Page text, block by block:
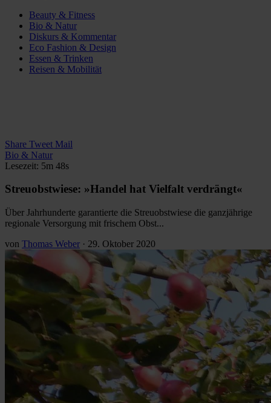
Beauty & Fitness
Bio & Natur
Diskurs & Kommentar
Eco Fashion & Design
Essen & Trinken
Reisen & Mobilität
Share Tweet Mail
Bio & Natur
Lesezeit: 5m 48s
Streuobstwiese: »Handel hat Vielfalt verdrängt«
Über Jahrhunderte garantierte die Streuobstwiese die ganzjährige
regionale Versorgung mit frischem Obst...
von Thomas Weber · 29. Oktober 2020